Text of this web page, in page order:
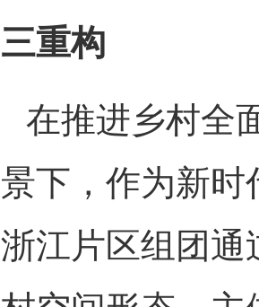
三重构
在推进乡村全
景下，作为新时
浙江片区组团通